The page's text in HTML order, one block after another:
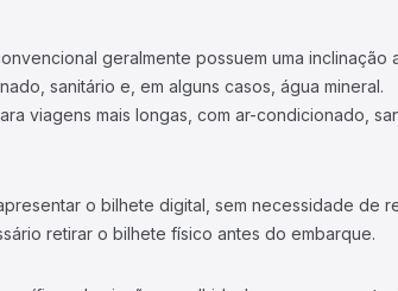
geralmente possuem uma inclinação
sanitário e, em alguns casos, água mineral.
viagens mais longas, com ar-condicionado,
o bilhete digital, sem necessidade de
retirar o bilhete físico antes do embarque.